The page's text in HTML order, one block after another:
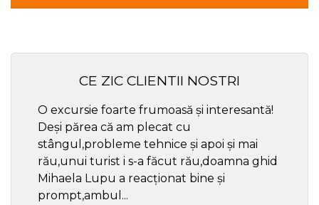
CE ZIC CLIENTII NOSTRI
O excursie foarte frumoasă și interesantă!
Deși părea că am plecat cu
stângul,probleme tehnice și apoi și mai
rău,unui turist i s-a făcut rău,doamna ghid
Mihaela Lupu a reacționat bine și
prompt,ambul...